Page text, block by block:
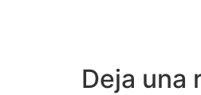
Deja una